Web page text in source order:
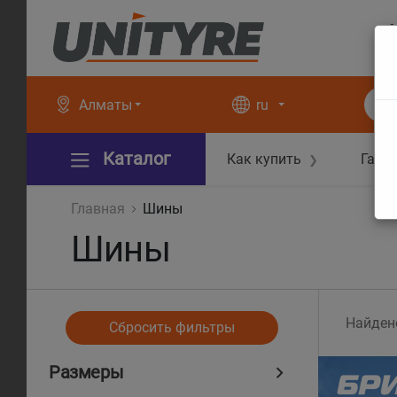
Алматы ru
Каталог Как купить ❯
Главная Шины
Шины
Сбросить фильтры
Размеры